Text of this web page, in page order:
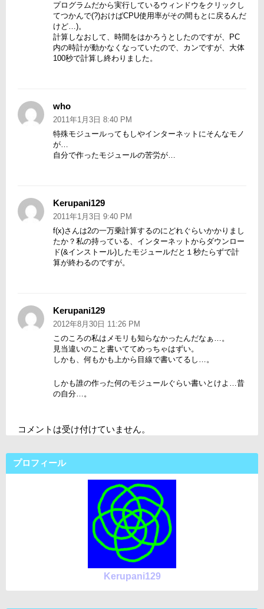
プログラムだから実行しているウィンドウをクリックし
てつかんで(?)おけばCPU使用率がその間もとに戻るんだ
けど…)。
計算しなおして、時間をはかろうとしたのですが、PC
内の時計が動かなくなっていたので、カンですが、大体
100秒で計算し終わりました。
who
り:
2011年1月3日 8:40 PM
特殊モジュールってもしやインターネットにそんなモノ
が…
自分で作ったモジュールの苦労が…
Kerupani129
り:
2011年1月3日 9:40 PM
f(x)さんは2の一万乗計算するのにどれぐらいかかりまし
たか？私の持っている、インターネットからダウンロー
ド(&インストール)したモジュールだと１秒たらずで計
算が終わるのですが。
Kerupani129
り:
2012年8月30日 11:26 PM
このころの私はメモリも知らなかったんだなぁ…。
見当違いのこと書いててめっちゃはずい。
しかも、何もかも上から目線で書いてるし…。
しかも誰の作った何のモジュールぐらい書いとけよ…昔
の自分…。
コメントは受け付けていません。
プロフィール
Kerupani129